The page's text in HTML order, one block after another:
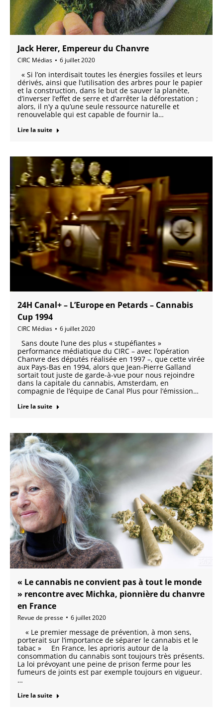
Jack Herer, Empereur du Chanvre
CIRC Médias 6 juillet 2020
« Si l’on interdisait toutes les énergies fossiles et leurs
dérivés, ainsi que l’utilisation des arbres pour le papier
et la construction, dans le but de sauver la planète,
d’inverser l’effet de serre et d’arrêter la déforestation ;
alors, il n’y a qu’une seule ressource naturelle et
renouvelable qui est capable de fournir la…
Lire la suite
24H Canal+ – L’Europe en Petards – Cannabis
Cup 1994
CIRC Médias 6 juillet 2020
Sans doute l’une des plus « stupéfiantes »
performance médiatique du CIRC – avec l’opération
Chanvre des députés réalisée en 1997 –, que cette virée
aux Pays-Bas en 1994, alors que Jean-Pierre Galland
sortait tout juste de garde-à-vue pour nous rejoindre
dans la capitale du cannabis, Amsterdam, en
compagnie de l’équipe de Canal Plus pour l’émission…
Lire la suite
« Le cannabis ne convient pas à tout le monde
» rencontre avec Michka, pionnière du chanvre
en France
Revue de presse 6 juillet 2020
« Le premier message de prévention, à mon sens,
porterait sur l’importance de séparer le cannabis et le
tabac » En France, les aprioris autour de la
consommation du cannabis sont toujours très présents.
La loi prévoyant une peine de prison ferme pour les
fumeurs de joints est par exemple toujours en vigueur.
…
Lire la suite